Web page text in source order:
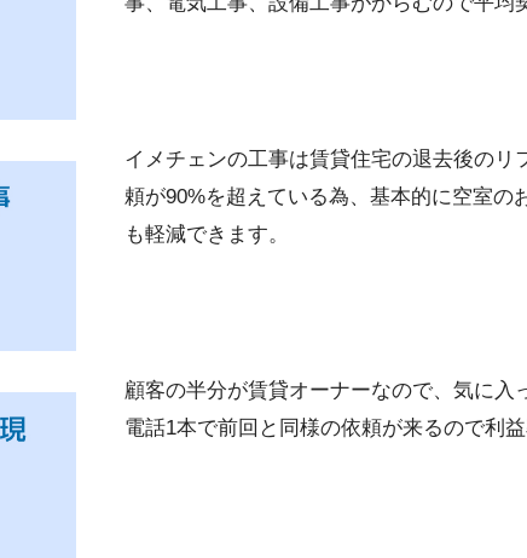
イメチェンの工事は賃貸住宅の退去後の
頼が90%を超えている為、基本的に空室の
も軽減できます。
顧客の半分が賃貸オーナーなので、気に入
電話1本で前回と同様の依頼が来るので利